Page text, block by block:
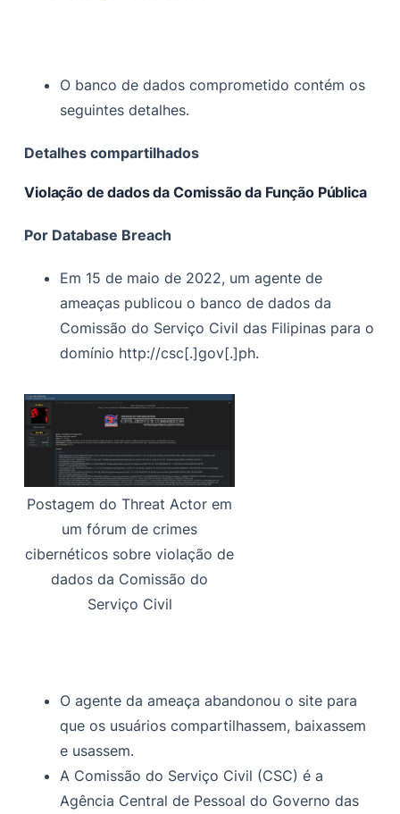
O banco de dados comprometido contém os
seguintes detalhes.
Detalhes compartilhados
Violação de dados da Comissão da Função Pública
Por Database Breach
Em 15 de maio de 2022, um agente de
ameaças publicou o banco de dados da
Comissão do Serviço Civil das Filipinas para o
domínio http://csc[.]gov[.]ph.
Postagem do Threat Actor em
um fórum de crimes
cibernéticos sobre violação de
dados da Comissão do
Serviço Civil
O agente da ameaça abandonou o site para
que os usuários compartilhassem, baixassem
e usassem.
A Comissão do Serviço Civil (CSC) é a
Agência Central de Pessoal do Governo das